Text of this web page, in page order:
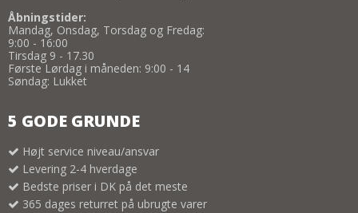
Åbningstider:
Mandag, Onsdag, Torsdag og Fredag:
9:00 - 16:00
Tirsdag 9 - 17.30
Første Lørdag i måneden: 9:00 - 14
Søndag: Lukket
5 GODE GRUNDE
Højt service niveau/ansvar
Levering 2-4 hverdage
Bedste priser i DK på det meste
365 dages returret på ubrugte varer